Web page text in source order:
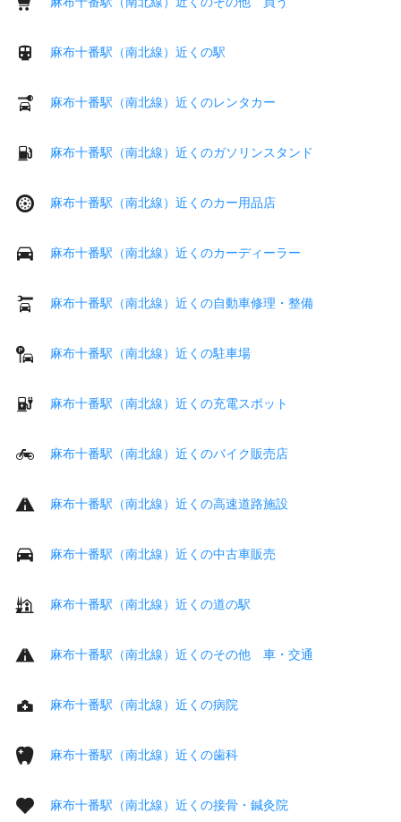
麻布十番駅（南北線）近くの駅
麻布十番駅（南北線）近くのレンタカー
麻布十番駅（南北線）近くのガソリンスタンド
麻布十番駅（南北線）近くのカー用品店
麻布十番駅（南北線）近くのカーディーラー
麻布十番駅（南北線）近くの自動車修理・整備
麻布十番駅（南北線）近くの駐車場
麻布十番駅（南北線）近くの充電スポット
麻布十番駅（南北線）近くのバイク販売店
麻布十番駅（南北線）近くの高速道路施設
麻布十番駅（南北線）近くの中古車販売
麻布十番駅（南北線）近くの道の駅
麻布十番駅（南北線）近くのその他 車・交通
麻布十番駅（南北線）近くの病院
麻布十番駅（南北線）近くの歯科
麻布十番駅（南北線）近くの接骨・鍼灸院